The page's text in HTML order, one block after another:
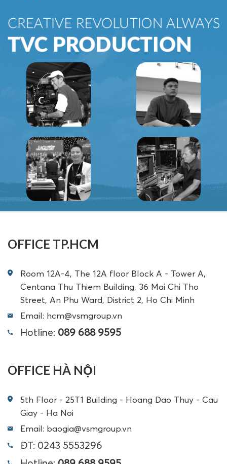
OFFICE TP.HCM
Room 12A-4, The 12A floor Block A - Tower A,
Centana Thu Thiem Building, 36 Mai Chi Tho
Street, An Phu Ward, District 2, Ho Chi Minh
Email: hcm@vsmgroup.vn
Hotline: 089 688 9595
OFFICE HÀ NỘI
5th Floor - 25T1 Building - Hoang Dao Thuy - Cau
Giay - Ha Noi
Email: baogia@vsmgroup.vn
ĐT: 0243 5553296